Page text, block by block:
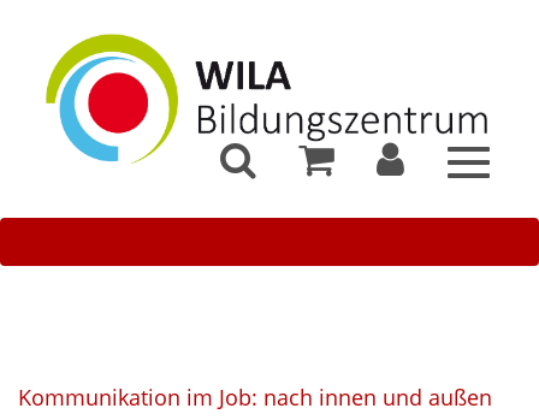
Toggle
Kommunikation im Job: nach innen und außen